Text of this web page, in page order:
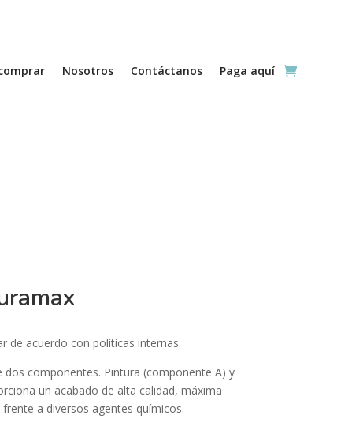
Nosotros Contáctanos Paga aquí
de acuerdo con políticas internas.
componentes. Pintura (componente A) y
un acabado de alta calidad, máxima
a diversos agentes químicos.